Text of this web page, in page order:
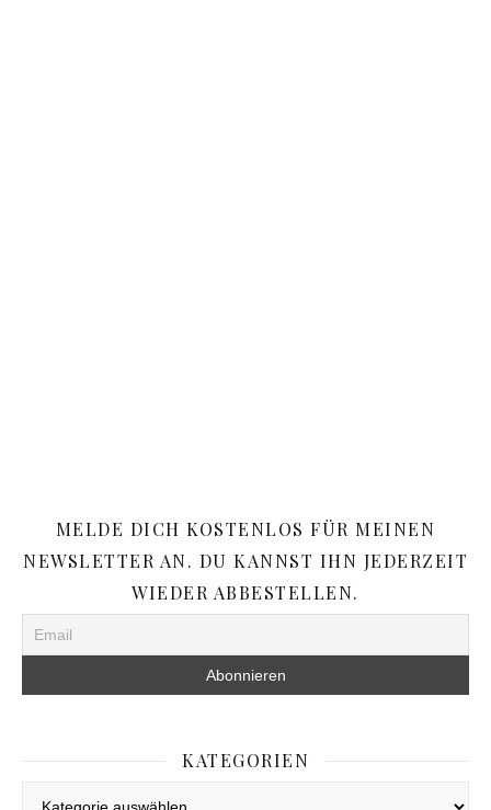
MELDE DICH KOSTENLOS FÜR MEINEN
NEWSLETTER AN. DU KANNST IHN JEDERZEIT
WIEDER ABBESTELLEN.
KATEGORIEN